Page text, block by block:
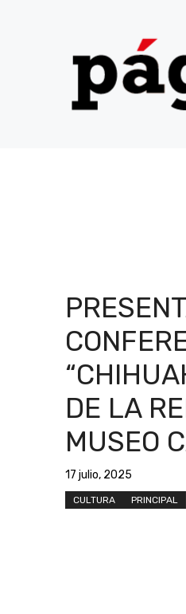
DE LA
MUSEO
17 julio, 2025
CULTURA PRINCIPAL